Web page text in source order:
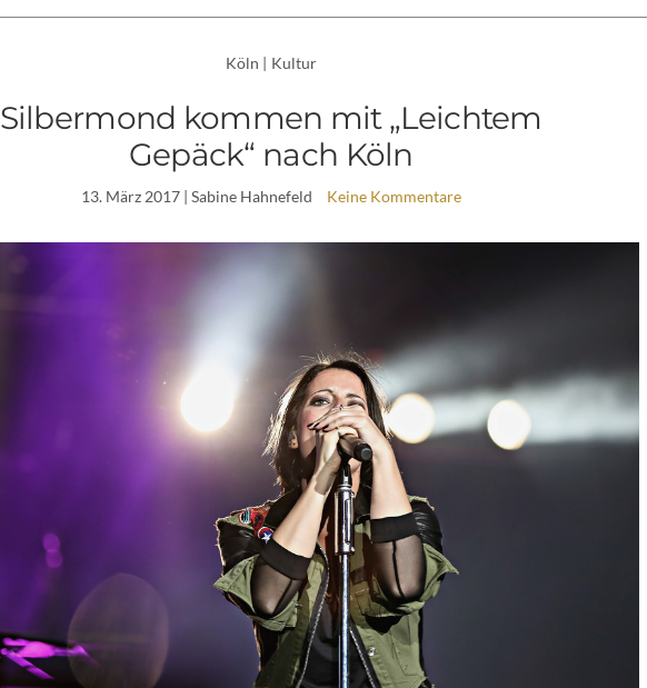
Köln | Kultur
Silbermond kommen mit „Leichtem
Gepäck“ nach Köln
13. März 2017| Sabine Hahnefeld Keine Kommentare